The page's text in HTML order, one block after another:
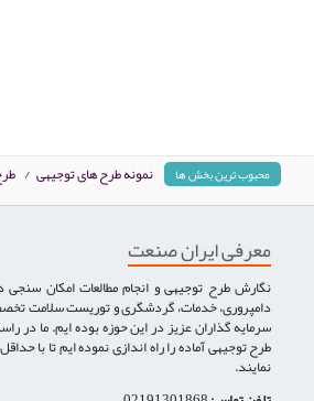
محبوب ترین بخش ها نمونه طرح های توجیهی /
معرفی ایران صنعت
نگارش طرح توجیهی و انجام مطالعات امکان
سرمایه گذاران عزیز در این حوزه بوده ایم. ما در
طرح توجیهی آماده را راه اندازی نموده ایم تا با
نمایند.